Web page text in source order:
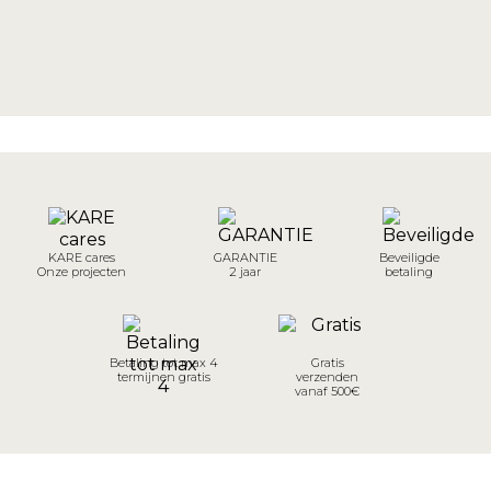
KARE cares
Onze projecten
GARANTIE
2 jaar
Beveiligde
betaling
Betaling tot max 4
termijnen gratis
Gratis
verzenden
vanaf 500€